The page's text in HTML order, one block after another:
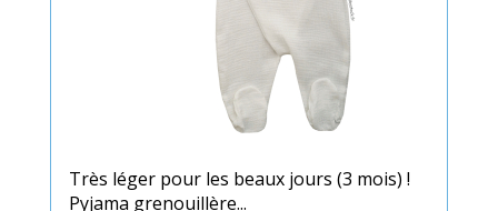
Très léger pour les beaux jours (3 mois) !
Pyjama grenouillère...